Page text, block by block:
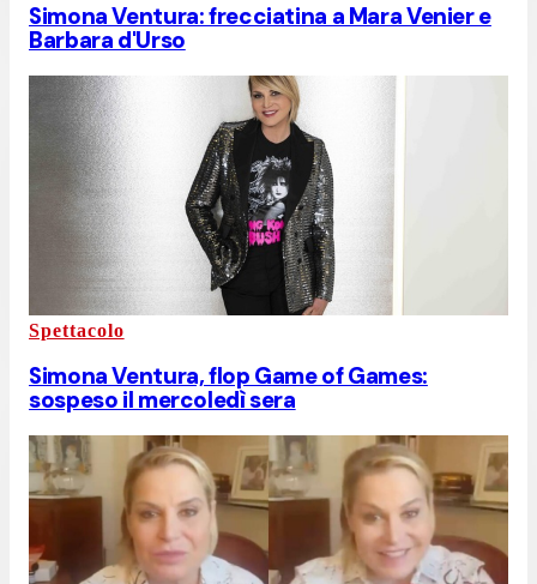
Simona Ventura: frecciatina a Mara Venier e
Barbara d'Urso
Spettacolo
Simona Ventura, flop Game of Games:
sospeso il mercoledì sera